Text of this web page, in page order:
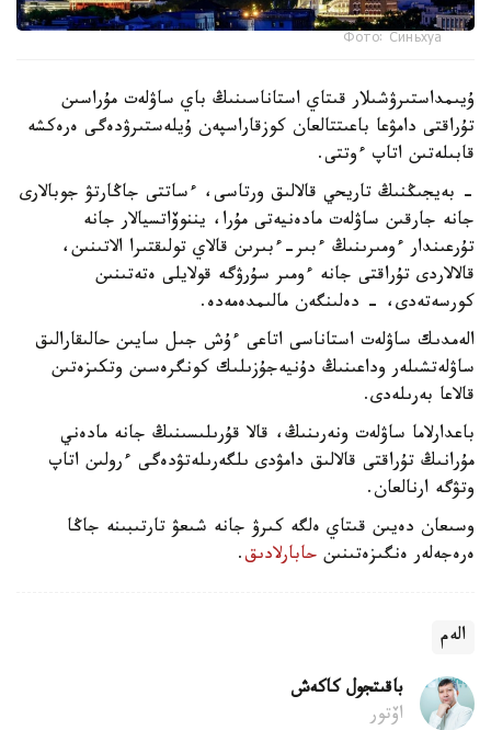
Фото: Синьхуа
ۇيىمداستىرۋشىلار قىتاي استاناسىنىڭ باي ساۋلەت مۇراسىن
تۇراقتى دامۋعا باعىتتالعان كوزقاراسپەن ۇيلەستىرۋدەگى ەرەكشە
قابىلەتىن اتاپ ءوتتى.
- بەيجىڭنىڭ تاريحي قالالىق ورتاسى، ءساتتى جاڭارتۋ جوبالارى
جانە جارقىن ساۋلەت مادەنيەتى مۇرا، يننوۆاتسيالار جانە
تۇرعىندار ءومىرىنىڭ ءبىر-ءبىرىن قالاي تولىقتىرا الاتىنىن،
قالالاردى تۇراقتى جانە ءومىر سۇرۋگە قولايلى ەتەتىنىن
كورسەتەدى، - دەلىنگەن مالىمدەمەدە.
الەمدىك ساۋلەت استاناسى اتاعى ءۇش جىل سايىن حالىقارالىق
ساۋلەتشىلەر وداعىنىڭ دۇنيەجۇزىلىك كونگرەسىن وتكىزەتىن
قالاعا بەرىلەدى.
باعدارلاما ساۋلەت ونەرىنىڭ، قالا قۇرىلىسىنىڭ جانە مادەني
مۇرانىڭ تۇراقتى قالالىق دامۋدى ىلگەرىلەتۋدەگى ءرولىن اتاپ
وتۋگە ارنالعان.
وسىعان دەيىن قىتاي ەلگە كىرۋ جانە شىعۋ تارتىبىنە جاڭا
ەرەجەلەر ەنگىزەتىنىن حابارلادىق.
الەم
باقىتجول كاكەش
اۆتور